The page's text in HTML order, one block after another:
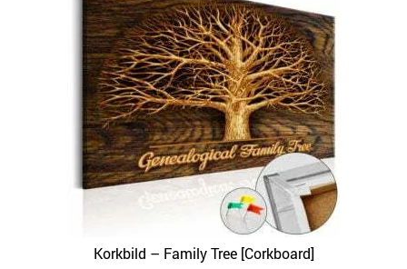
Korkbild – Family Tree [Corkboard]